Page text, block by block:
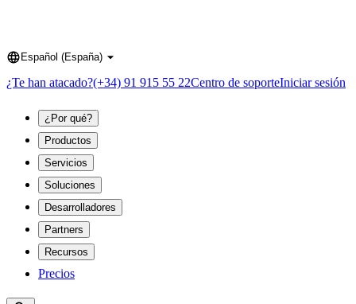
Language
Español (España)
¿Te han atacado?(+34) 91 915 55 22Centro de soporteIniciar sesión
¿Por qué?
Productos
Servicios
Soluciones
Desarrolladores
Partners
Recursos
Precios